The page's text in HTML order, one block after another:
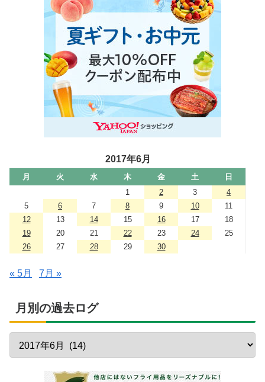
2017年6月
月 火 水 木 金 土
日
1
2 3
4
5
6 7 8 9 10
11
12
13 14 15 16 17
18
19
20 21 22 23 24
25
26
27 28 29 30
« 5月 7月 »
月別の過去ログ